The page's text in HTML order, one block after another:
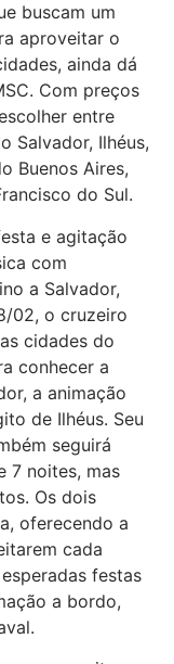
buscam um
aproveitar o
ainda dá
Com preços
entre
Salvador, Ilhéus,
Buenos Aires,
do Sul.
e agitação
com
a Salvador,
02, o cruzeiro
cidades do
conhecer a
a animação
de Ilhéus. Seu
seguirá
7 noites, mas
Os dois
oferecendo a
cada
festas
a bordo,